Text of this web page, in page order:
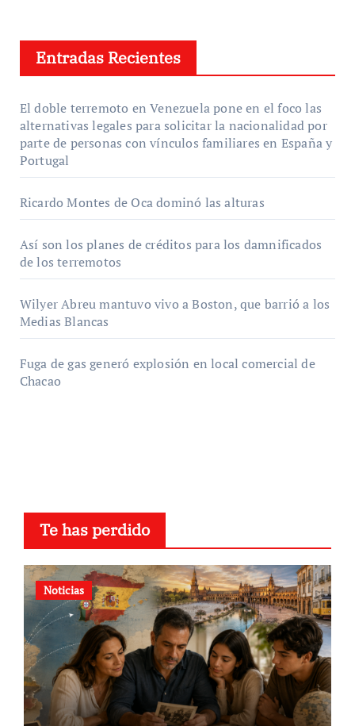
Entradas Recientes
El doble terremoto en Venezuela pone en el foco las
alternativas legales para solicitar la nacionalidad por
parte de personas con vínculos familiares en España y
Portugal
Ricardo Montes de Oca dominó las alturas
Así son los planes de créditos para los damnificados
de los terremotos
Wilyer Abreu mantuvo vivo a Boston, que barrió a los
Medias Blancas
Fuga de gas generó explosión en local comercial de
Chacao
Te has perdido
Noticias